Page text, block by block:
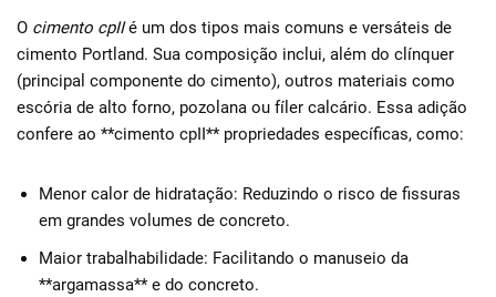
O cimento cpIIé um dos tipos mais comuns e versáteis de
cimento Portland. Sua composição inclui, além do clínquer
(principal componente do cimento), outros materiais como
escória de alto forno, pozolana ou fíler calcário. Essa adição
confere ao **cimento cpII** propriedades específicas, como:
Menor calor de hidratação: Reduzindo o risco de fissuras
em grandes volumes de concreto.
Maior trabalhabilidade: Facilitando o manuseio da
**argamassa** e do concreto.